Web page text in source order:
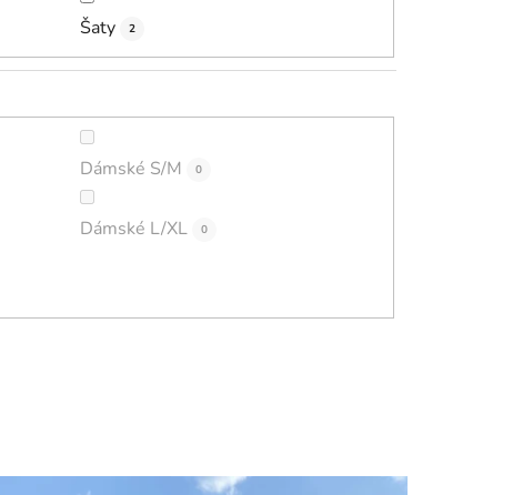
Šaty 2
Dámské S/M 0
Dámské L/XL 0